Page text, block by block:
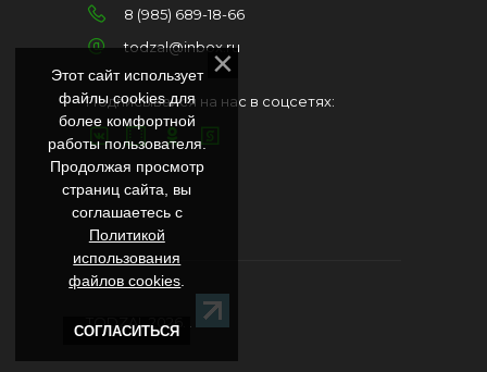
8 (985) 689-18-66
todzal@inbox.ru
Подписывайся на нас в соцсетях:
TODZAL 2026
Этот сайт использует
файлы cookies для
более комфортной
работы пользователя.
Продолжая просмотр
страниц сайта, вы
соглашаетесь с
Политикой
использования
файлов cookies
СОГЛАСИТЬСЯ